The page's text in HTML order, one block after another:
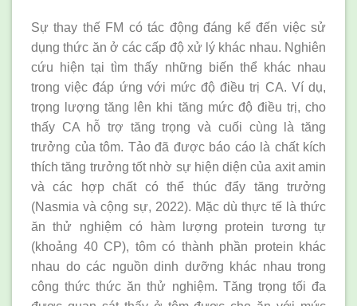
Sự thay thế FM có tác động đáng kể đến việc sử
dụng thức ăn ở các cấp độ xử lý khác nhau. Nghiên
cứu hiện tại tìm thấy những biến thể khác nhau
trong việc đáp ứng với mức độ điều trị CA. Ví dụ,
trọng lượng tăng lên khi tăng mức độ điều trị, cho
thấy CA hỗ trợ tăng trọng và cuối cùng là tăng
trưởng của tôm. Tảo đã được báo cáo là chất kích
thích tăng trưởng tốt nhờ sự hiện diện của axit amin
và các hợp chất có thể thúc đẩy tăng trưởng
(Nasmia và cộng sự, 2022). Mặc dù thực tế là thức
ăn thử nghiệm có hàm lượng protein tương tự
(khoảng 40 CP), tôm có thành phần protein khác
nhau do các nguồn dinh dưỡng khác nhau trong
công thức thức ăn thử nghiệm. Tăng trọng tối đa